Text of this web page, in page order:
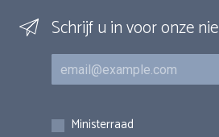
Schrijf u in voor onze
E-mail
Inschrijvingen
Ministerraad